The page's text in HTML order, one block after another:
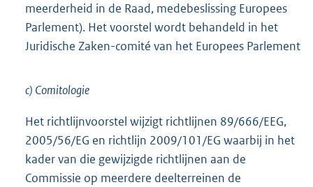
meerderheid in de Raad, medebeslissing Europees
Parlement). Het voorstel wordt behandeld in het
Juridische Zaken-comité van het Europees Parlement
c) Comitologie
Het richtlijnvoorstel wijzigt richtlijnen 89/666/EEG,
2005/56/EG en richtlijn 2009/101/EG waarbij in het
kader van die gewijzigde richtlijnen aan de
Commissie op meerdere deelterreinen de